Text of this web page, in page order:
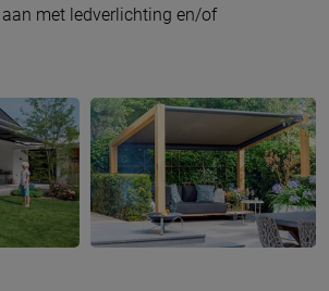
met ledverlichting en/of